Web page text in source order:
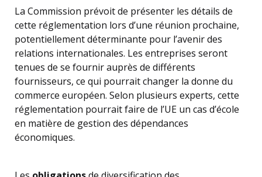
La Commission prévoit de présenter les détails de
cette réglementation lors d’une réunion prochaine,
potentiellement déterminante pour l’avenir des
relations internationales. Les entreprises seront
tenues de se fournir auprès de différents
fournisseurs, ce qui pourrait changer la donne du
commerce européen. Selon plusieurs experts, cette
réglementation pourrait faire de l’UE un cas d’école
en matière de gestion des dépendances
économiques.